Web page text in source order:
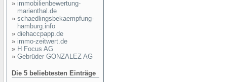
» immobilienbewertung-
marienthal.de
» schaedlingsbekaempfung-
hamburg.info
» diehaccpapp.de
» immo-zeitwert.de
» H Focus AG
» Gebrüder GONZALEZ AG
Die 5 beliebtesten Einträge